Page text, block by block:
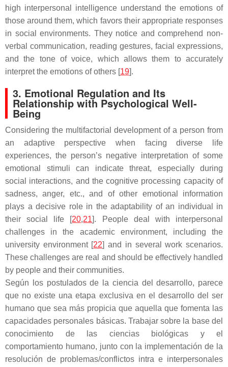
high interpersonal intelligence understand the emotions of
those around them, which favors their appropriate responses
in social environments. They notice and comprehend non-
verbal communication, reading gestures, facial expressions,
and the tone of voice, which allows them to accurately
interpret the emotions of others [19].
3. Emotional Regulation and Its
Relationship with Psychological Well-
Being
Considering the multifactorial development of a person from
an adaptive perspective when facing diverse life
experiences, the person’s negative interpretation of some
emotional stimuli can indicate threat, especially during
social interactions, and the cognitive processing capacity of
sadness, anger, etc., and of other emotional information
plays a decisive role in the adaptability of an individual in
their social life [20,21]. People deal with interpersonal
challenges in the academic environment, including the
university environment [22] and in several work scenarios.
These challenges are real and should be effectively handled
by people and their communities.
Según los postulados de la ciencia del desarrollo, parece
que no existe una etapa exclusiva en el desarrollo del ser
humano que sea más propicia que aquella que fomenta las
capacidades personales básicas. Trabajar sobre la base del
conocimiento de las ciencias biológicas y el
comportamiento humano, junto con la implementación de la
resolución de problemas/conflictos intra e interpersonales